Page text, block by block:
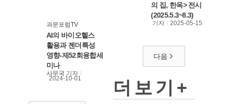
의 패러다임 혁명과
AI 대전환을 통한 산
업 혁신 전략" - 일시
: ‘24. 11. 26(화),
15:00 - 장소 : UST
사이언스홀(대덕연
구단지) - 연사 : 주
영섭 서울대학교 공
학전문대학원 교수
(전 중소기업
과문포럼TV
AI의 바이오헬스
활용과 젠더특성
영향-제52회융합세
미나
사무국 기자
2024-10-01
의 집, 한옥> 전시
(2025.5.3~8.3)
기자 2025-05-15
다음
더보기+